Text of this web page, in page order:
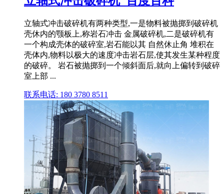
立轴式冲击破碎机有两种类型,一是物料被抛掷到破碎机
壳休内的颚板上,称岩石冲击 金属破碎机,二是破碎机有
一个构成壳体的破碎室,岩石能以其 自然休止角 堆积在
壳体内,物料以极大的速度冲击岩石层,使其发生某种程度
的破碎。 岩石被抛掷到一个倾斜面后,就向上偏转到破碎
室上部 ...
联系电话: 180 3780 8511